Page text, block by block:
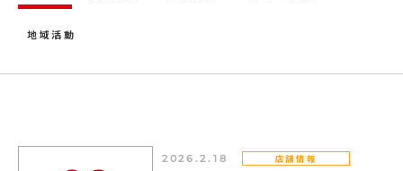
地域活動
2026.2.18 店舗情報